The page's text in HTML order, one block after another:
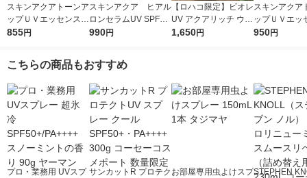
スキンアクアトーンア
ップＵＶエッセンスラ
ベンダー70gロート製
855円
スキンアクア ヒアル
ロンセラムUV SPF50
+・PA++++ 70g ロー
990円
【ロハコ限定】ビオレ
UV アクアリッチ ウォ
ータリーエッセンス
1,650円
スキンアクア
ップＵＶエッ
ワイト70gロ
950円
こちらの商品もおすすめ
プロ・業務用 UVスプ サンカットR プロテク お部屋専用虫よけスプSTEPHEN